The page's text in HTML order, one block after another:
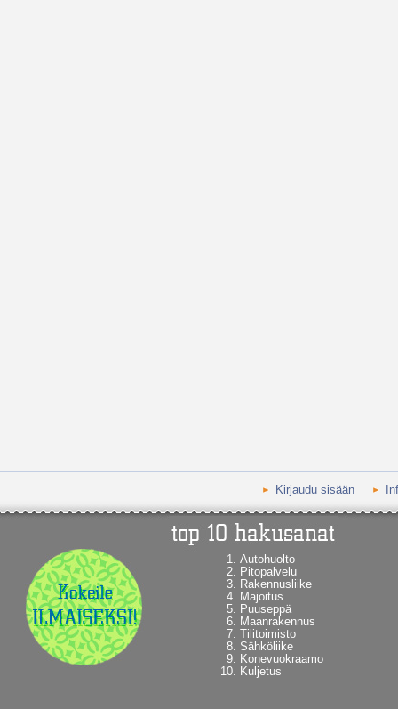
Kirjaudu sisään
Autohuolto
Pitopalvelu
Rakennusliike
Majoitus
Puuseppä
Maanrakennus
Tilitoimisto
Sähköliike
Konevuokraamo
Kuljetus